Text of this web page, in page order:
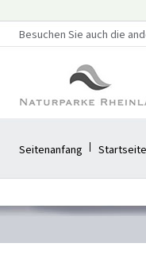
Besuchen Sie auch die
Seitenanfang Startseite